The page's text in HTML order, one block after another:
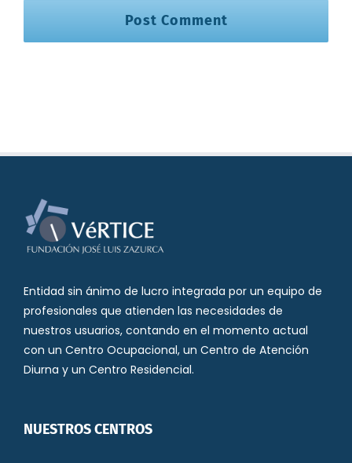
Entidad sin ánimo de lucro integrada por un equipo de
profesionales que atienden las necesidades de
nuestros usuarios, contando en el momento actual
con un Centro Ocupacional, un Centro de Atención
Diurna y un Centro Residencial.
NUESTROS CENTROS